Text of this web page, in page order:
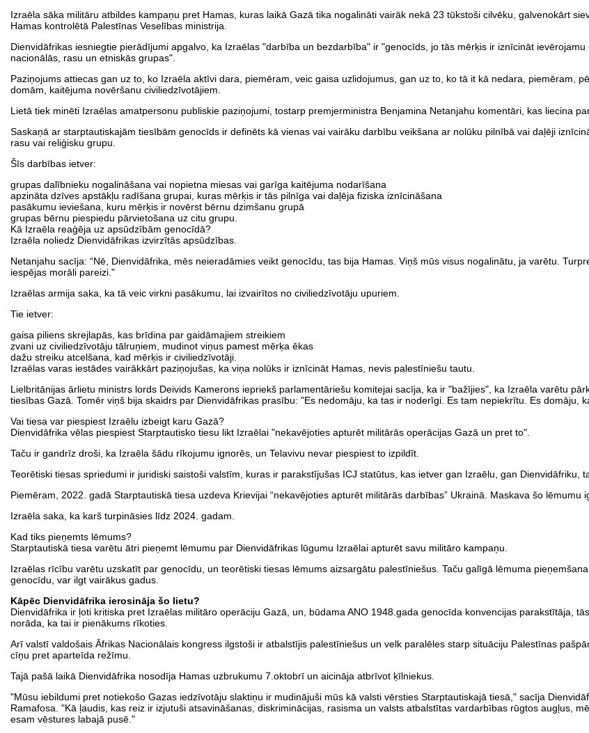
Izraēla sāka militāru atbildes kampaņu pret Hamas, kuras laikā Gazā tika nogalināti vairāk nekā 23 tūkstoši cilvēku, galvenokārt
Hamas kontrolētā Palestīnas Veselības ministrija.
Dienvidāfrikas iesniegtie pierādījumi apgalvo, ka Izraēlas "darbība un bezdarbība" ir "genocīds, jo tās mērķis ir iznīcināt ievērojamu
nacionālās, rasu un etniskās grupas".
Paziņojums attiecas gan uz to, ko Izraēla aktīvi dara, piemēram, veic gaisa uzlidojumus, gan uz to, ko tā it kā nedara, piemēram,
domām, kaitējuma novēršanu civiliedzīvotājiem.
Lietā tiek minēti Izraēlas amatpersonu publiskie paziņojumi, tostarp premjerministra Benjamina Netanjahu komentāri, kas liecina
Saskaņā ar starptautiskajām tiesībām genocīds ir definēts kā vienas vai vairāku darbību veikšana ar nolūku pilnībā vai daļēji
rasu vai reliģisku grupu.
Šīs darbības ietver:
grupas dalībnieku nogalināšana vai nopietna miesas vai garīga kaitējuma nodarīšana
apzināta dzīves apstākļu radīšana grupai, kuras mērķis ir tās pilnīga vai daļēja fiziska iznīcināšana
pasākumu ieviešana, kuru mērķis ir novērst bērnu dzimšanu grupā
grupas bērnu piespiedu pārvietošana uz citu grupu.
Kā Izraēla reaģēja uz apsūdzībām genocīdā?
Izraēla noliedz Dienvidāfrikas izvirzītās apsūdzības.
Netanjahu sacīja: “Nē, Dienvidāfrika, mēs neieradāmies veikt genocīdu, tas bija Hamas. Viņš mūs visus nogalinātu, ja varētu.
iespējas morāli pareizi."
Izraēlas armija saka, ka tā veic virkni pasākumu, lai izvairītos no civiliedzīvotāju upuriem.
Tie ietver:
gaisa piliens skrejlapās, kas brīdina par gaidāmajiem streikiem
zvani uz civiliedzīvotāju tālruņiem, mudinot viņus pamest mērķa ēkas
dažu streiku atcelšana, kad mērķis ir civiliedzīvotāji.
Izraēlas varas iestādes vairākkārt paziņojušas, ka viņa nolūks ir iznīcināt Hamas, nevis palestīniešu tautu.
Lielbritānijas ārlietu ministrs lords Deivids Kamerons iepriekš parlamentāriešu komitejai sacīja, ka ir "bažījies", ka Izraēla varētu
tiesības Gazā. Tomēr viņš bija skaidrs par Dienvidāfrikas prasību: "Es nedomāju, ka tas ir noderīgi. Es tam nepiekrītu. Es domāju,
Vai tiesa var piespiest Izraēlu izbeigt karu Gazā?
Dienvidāfrika vēlas piespiest Starptautisko tiesu likt Izraēlai "nekavējoties apturēt militārās operācijas Gazā un pret to".
Taču ir gandrīz droši, ka Izraēla šādu rīkojumu ignorēs, un Telavivu nevar piespiest to izpildīt.
Teorētiski tiesas spriedumi ir juridiski saistoši valstīm, kuras ir parakstījušas ICJ statūtus, kas ietver gan Izraēlu, gan Dienvidāfriku,
Piemēram, 2022. gadā Starptautiskā tiesa uzdeva Krievijai “nekavējoties apturēt militārās darbības” Ukrainā. Maskava šo lēmumu
Izraēla saka, ka karš turpināsies līdz 2024. gadam.
Kad tiks pieņemts lēmums?
Starptautiskā tiesa varētu ātri pieņemt lēmumu par Dienvidāfrikas lūgumu Izraēlai apturēt savu militāro kampaņu.
Izraēlas rīcību varētu uzskatīt par genocīdu, un teorētiski tiesas lēmums aizsargātu palestīniešus. Taču galīgā lēmuma
genocīdu, var ilgt vairākus gadus.
Kāpēc Dienvidāfrika ierosināja šo lietu?
Dienvidāfrika ir ļoti kritiska pret Izraēlas militāro operāciju Gazā, un, būdama ANO 1948.gada genocīda konvencijas parakstītāja,
norāda, ka tai ir pienākums rīkoties.
Arī valstī valdošais Āfrikas Nacionālais kongress ilgstoši ir atbalstījis palestīniešus un velk paralēles starp situāciju Palestīnas
cīņu pret aparteīda režīmu.
Tajā pašā laikā Dienvidāfrika nosodīja Hamas uzbrukumu 7.oktobrī un aicināja atbrīvot ķīlniekus.
"Mūsu iebildumi pret notiekošo Gazas iedzīvotāju slaktiņu ir mudinājuši mūs kā valsti vērsties Starptautiskajā tiesā," sacīja
Ramafosa. "Kā ļaudis, kas reiz ir izjutuši atsavināšanas, diskriminācijas, rasisma un valsts atbalstītas vardarbības rūgtos augļus,
esam vēstures labajā pusē."